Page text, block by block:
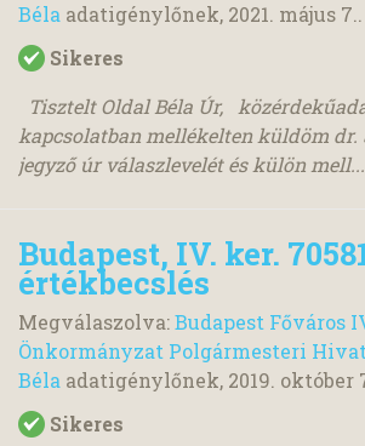
Béla adatigénylőnek, 2021. május 7..
Sikeres
Tisztelt Oldal Béla Úr,
kapcsolatban mellékelten küldöm dr.
jegyző úr válaszlevelét és külön mell...
Budapest, IV. ker.
értékbecslés
Megválaszolva:Budapest Főváros
Önkormányzat Polgármesteri
Béla adatigénylőnek, 2019. október
Sikeres